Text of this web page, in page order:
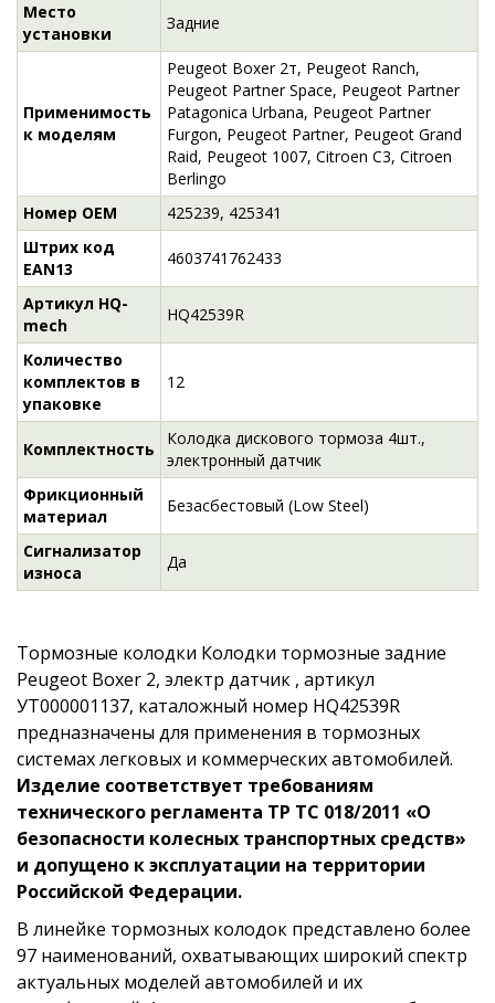
Место
установки
Задние
Применимость
к моделям
Peugeot Boxer 2т, Peugeot Ranch,
Peugeot Partner Space, Peugeot Partner
Patagonica Urbana, Peugeot Partner
Furgon, Peugeot Partner, Peugeot Grand
Raid, Peugeot 1007, Citroen C3, Citroen
Berlingo
Номер OEM
425239, 425341
Штрих код
EAN13
4603741762433
Артикул HQ-
mech
HQ42539R
Количество
комплектов в
упаковке
12
Комплектность
Колодка дискового тормоза 4шт.,
электронный датчик
Фрикционный
материал
Безасбестовый (Low Steel)
Сигнализатор
износа
Да
Тормозные колодки Колодки тормозные задние
Peugeot Boxer 2, электр датчик , артикул
УТ000001137, каталожный номер HQ42539R
предназначены для применения в тормозных
системах легковых и коммерческих автомобилей.
Изделие соответствует требованиям
технического регламента ТР ТС 018/2011 «О
безопасности колесных транспортных средств»
и допущено к эксплуатации на территории
Российской Федерации.
В линейке тормозных колодок представлено более
97 наименований, охватывающих широкий спектр
актуальных моделей автомобилей и их